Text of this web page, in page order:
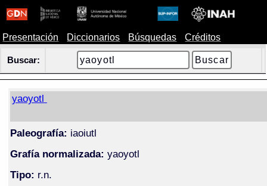
Presentación Diccionarios Búsquedas Créditos
Buscar:
yaoyotl
Paleografía: iaoiutl
Grafía normalizada: yaoyotl
Tipo: r.n.